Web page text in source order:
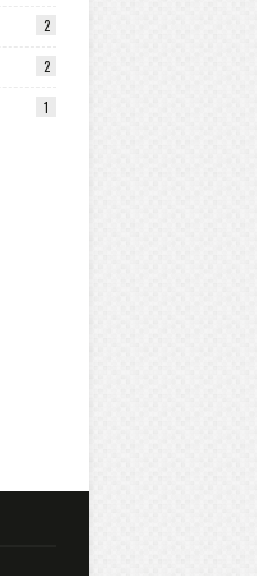
2
2
1